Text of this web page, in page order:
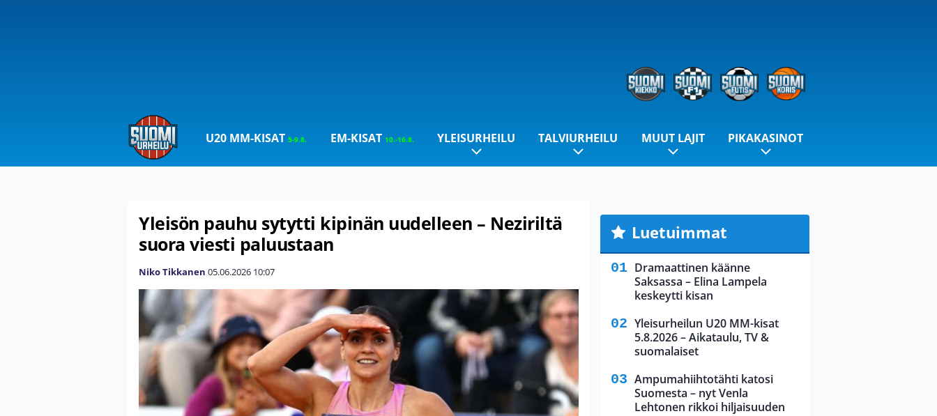
U20 MM-KISAT5-9.8. EM-KISAT 10.-16.8. YLEISURHEILU TALVIURHEILU MUUT LAJIT PIKAKASINOT
Yleisön pauhu sytytti kipinän uudelleen – Neziriltä
suora viesti paluustaan
Niko Tikkanen 05.06.2026 10:07
Luetuimmat
Dramaattinen käänne
Saksassa – Elina Lampela
keskeytti kisan
Yleisurheilun U20 MM-kisat
5.8.2026 – Aikataulu, TV &
suomalaiset
Ampumahiihtotähti katosi
Suomesta – nyt Venla
Lehtonen rikkoi hiljaisuuden